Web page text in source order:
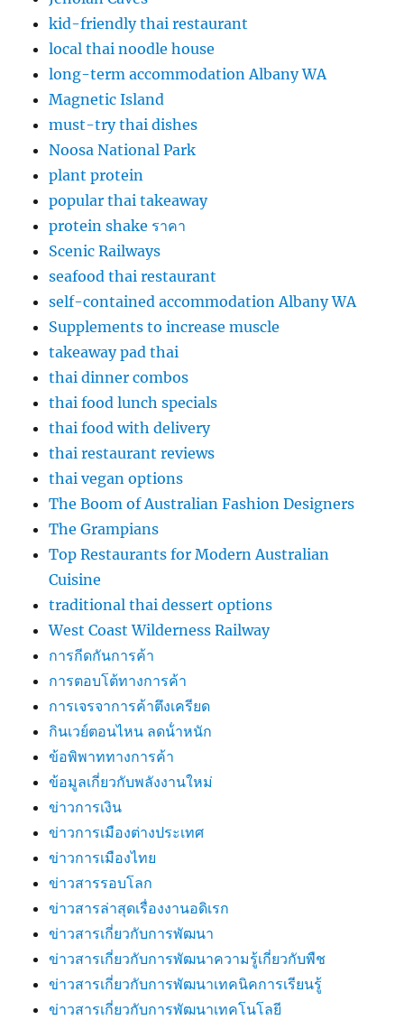
kid-friendly thai restaurant
local thai noodle house
long-term accommodation Albany WA
Magnetic Island
must-try thai dishes
Noosa National Park
plant protein
popular thai takeaway
protein shake ราคา
Scenic Railways
seafood thai restaurant
self-contained accommodation Albany WA
Supplements to increase muscle
takeaway pad thai
thai dinner combos
thai food lunch specials
thai food with delivery
thai restaurant reviews
thai vegan options
The Boom of Australian Fashion Designers
The Grampians
Top Restaurants for Modern Australian
Cuisine
traditional thai dessert options
West Coast Wilderness Railway
การกีดกันการค้า
การตอบโต้ทางการค้า
การเจรจาการค้าตึงเครียด
กินเวย์ตอนไหน ลดน้ําหนัก
ข้อพิพาททางการค้า
ข้อมูลเกี่ยวกับพลังงานใหม่
ข่าวการเงิน
ข่าวการเมืองต่างประเทศ
ข่าวการเมืองไทย
ข่าวสารรอบโลก
ข่าวสารล่าสุดเรื่องงานอดิเรก
ข่าวสารเกี่ยวกับการพัฒนา
ข่าวสารเกี่ยวกับการพัฒนาความรู้เกี่ยวกับพืช
ข่าวสารเกี่ยวกับการพัฒนาเทคนิคการเรียนรู้
ข่าวสารเกี่ยวกับการพัฒนาเทคโนโลยี